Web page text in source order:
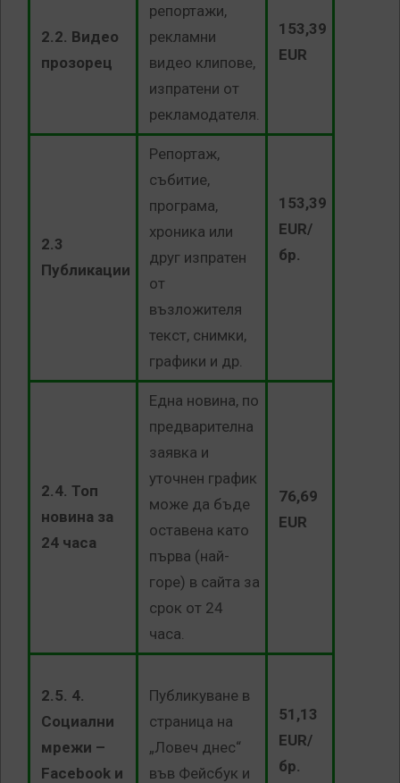
2.2. Видео
прозорец
репортажи,
рекламни
видео клипове,
изпратени от
рекламодателя.
153,39
EUR
2.3
Публикации
Репортаж,
събитие,
програма,
хроника или
друг изпратен
от
възложителя
текст, снимки,
графики и др.
153,39
EUR/
бр.
2.4. Топ
новина за
24 часа
Една новина, по
предварителна
заявка и
уточнен график
може да бъде
оставена като
първа (най-
горе) в сайта за
срок от 24
часа.
76,69
EUR
2.5. 4.
Социални
мрежи –
Facebook и
Публикуване в
страница на
„Ловеч днес“
във Фейсбук и
51,13
EUR/
бр.